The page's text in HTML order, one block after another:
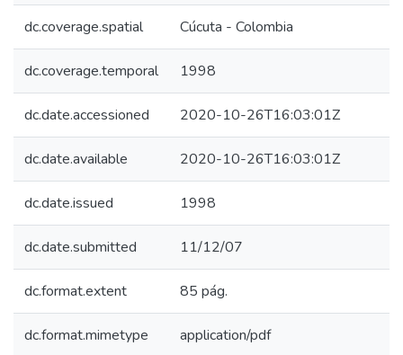
dc.coverage.spatial Cúcuta - Colombia
dc.coverage.temporal 1998
dc.date.accessioned 2020-10-26T16:03:01Z
dc.date.available 2020-10-26T16:03:01Z
dc.date.issued 1998
dc.date.submitted 11/12/07
dc.format.extent 85 pág.
dc.format.mimetype application/pdf